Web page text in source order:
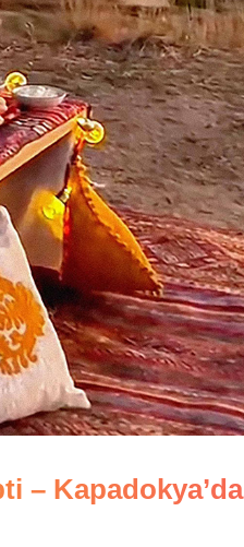
– Kapadokya’da